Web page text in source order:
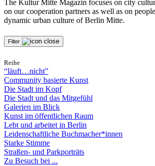
The Kultur Mitte Magazin focuses on city
on our cooperation partners as well as on
dynamic urban culture of Berlin Mitte.
Filter
Reihe
“läuft…nicht”
Community basierte Kunst
Die Stadt im Kopf
Die Stadt und das Mitgefühl
Galerien im Blick
Kunst im öffentlichen Raum
Lebt und arbeitet in Berlin
Leidenschaftliche Buchmacher*innen
Starke Stimme
Straßen- und Parkporträts
Zu Besuch bei ...